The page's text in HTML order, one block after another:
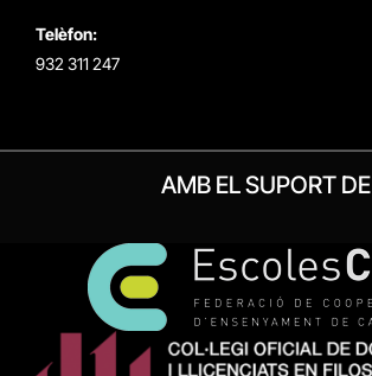
Telèfon:
932 311 247
AMB EL SUPORT DE